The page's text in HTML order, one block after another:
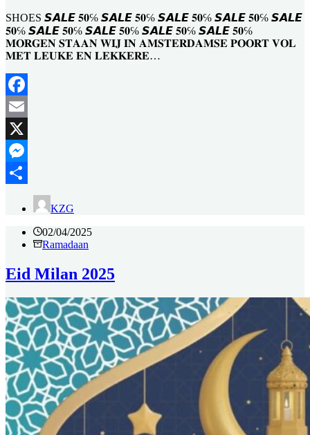
SHOES 𝙎𝘼𝙇𝙀 𝟓𝟎℅ 𝙎𝘼𝙇𝙀 𝟓𝟎℅ 𝙎𝘼𝙇𝙀 𝟓𝟎℅ 𝙎𝘼𝙇𝙀 𝟓𝟎℅ 𝙎𝘼𝙇𝙀
𝟓𝟎℅ 𝙎𝘼𝙇𝙀 𝟓𝟎℅ 𝙎𝘼𝙇𝙀 𝟓𝟎℅ 𝙎𝘼𝙇𝙀 𝟓𝟎℅ 𝙎𝘼𝙇𝙀 𝟓𝟎℅
𝐌𝐎𝐑𝐆𝐄𝐍 𝐒𝐓𝐀𝐀𝐍 𝐖𝐈𝐉 𝐈𝐍 𝐀𝐌𝐒𝐓𝐄𝐑𝐃𝐀𝐌𝐒𝐄 𝐏𝐎𝐎𝐑𝐓 𝐕𝐎𝐋
𝐌𝐄𝐓 𝐋𝐄𝐔𝐊𝐄 𝐄𝐍 𝐋𝐄𝐊𝐊𝐄𝐑𝐄…
Facebook
Email
X
Messenger
KZG
02/04/2025
Ramadaan
Eid Milan 2025